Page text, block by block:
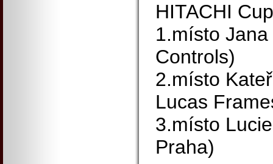
HITACHI
1.místo
Controls)
2.místo
Lucas
3.místo
Praha)